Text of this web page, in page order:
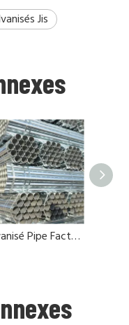
Jis
Galvanisé Pipe Factory en Chine